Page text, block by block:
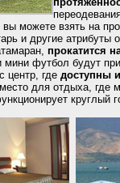
вы можете взять на
и другие
прокатится
мини футбол будут
центр, где доступны
для отдыха, где
круглый